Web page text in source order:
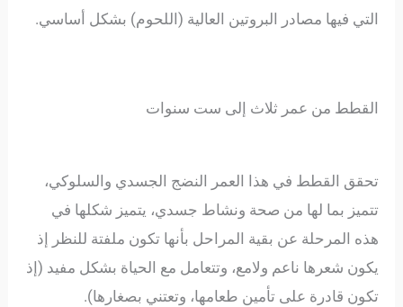
التي فيها مصادر البروتين العالية (اللحوم) بشكل أساسي.
القطط من عمر ثلاث إلى ست سنوات
تحقق القطط في هذا العمر النضج الجسدي والسلوكي،
تتميز بما لها من صحة ونشاط جسدي، يتميز شكلها في
هذه المرحلة عن بقية المراحل بأنها تكون ملفتة للنظر إذ
يكون شعرها ناعم ولامع، وتتعامل مع الحياة بشكل مفيد (إذ
تكون قادرة على تأمين طعامها، وتعتني بصغارها).